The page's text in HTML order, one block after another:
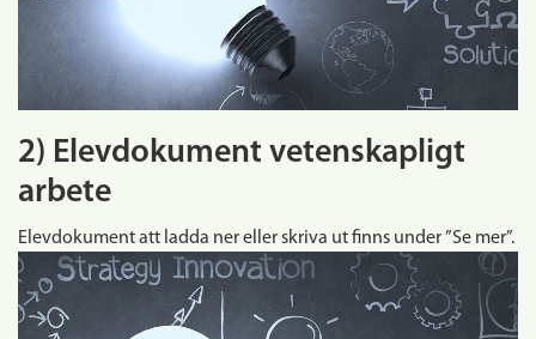
2) Elevdokument vetenskapligt
arbete
Elevdokument att ladda ner eller skriva ut finns under ”Se mer”.